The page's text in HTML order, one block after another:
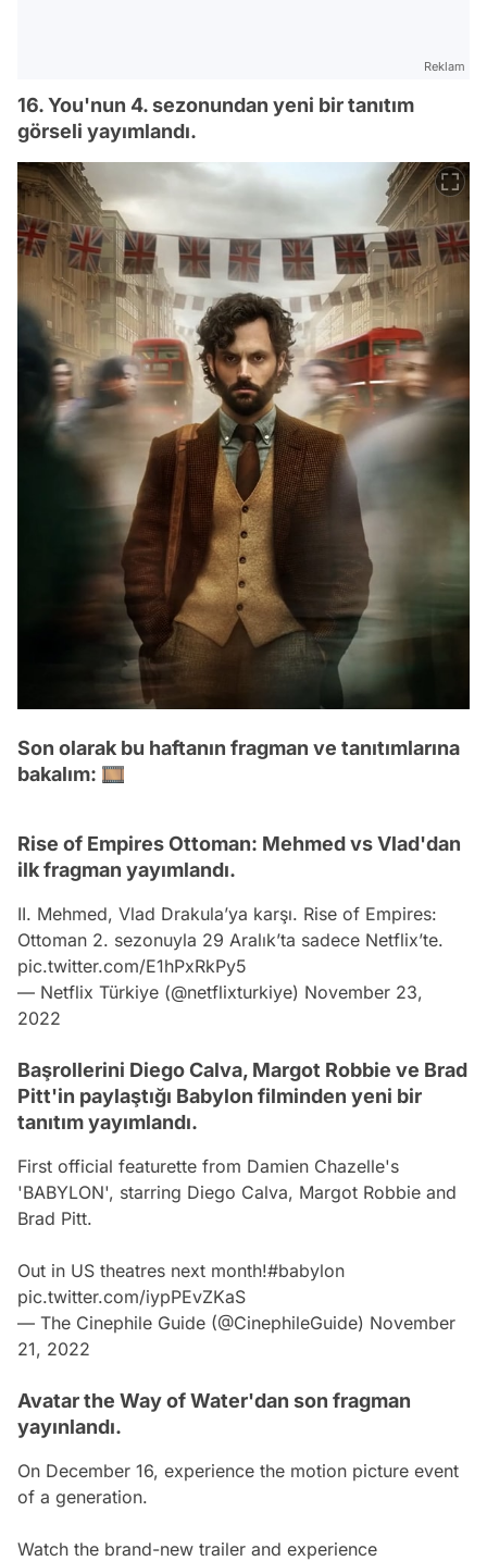
Reklam
16. You'nun 4. sezonundan yeni bir tanıtım
görseli yayımlandı.
Son olarak bu haftanın fragman ve tanıtımlarına
bakalım: 🎞
Rise of Empires Ottoman: Mehmed vs Vlad'dan
ilk fragman yayımlandı.
II. Mehmed, Vlad Drakula’ya karşı. Rise of Empires:
Ottoman 2. sezonuyla 29 Aralık’ta sadece Netflix’te.
pic.twitter.com/E1hPxRkPy5
— Netflix Türkiye (@netflixturkiye) November 23,
2022
Başrollerini Diego Calva, Margot Robbie ve Brad
Pitt'in paylaştığı Babylon filminden yeni bir
tanıtım yayımlandı.
First official featurette from Damien Chazelle's
'BABYLON', starring Diego Calva, Margot Robbie and
Brad Pitt.
Out in US theatres next month!#babylon
pic.twitter.com/iypPEvZKaS
— The Cinephile Guide (@CinephileGuide) November
21, 2022
Avatar the Way of Water'dan son fragman
yayınlandı.
On December 16, experience the motion picture event
of a generation.
Watch the brand-new trailer and experience